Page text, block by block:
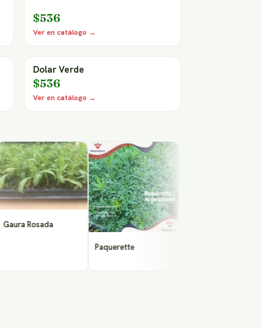
$536
Ver en catálogo →
Dolar Verde
$536
Ver en catálogo →
Rosada
Paquerette